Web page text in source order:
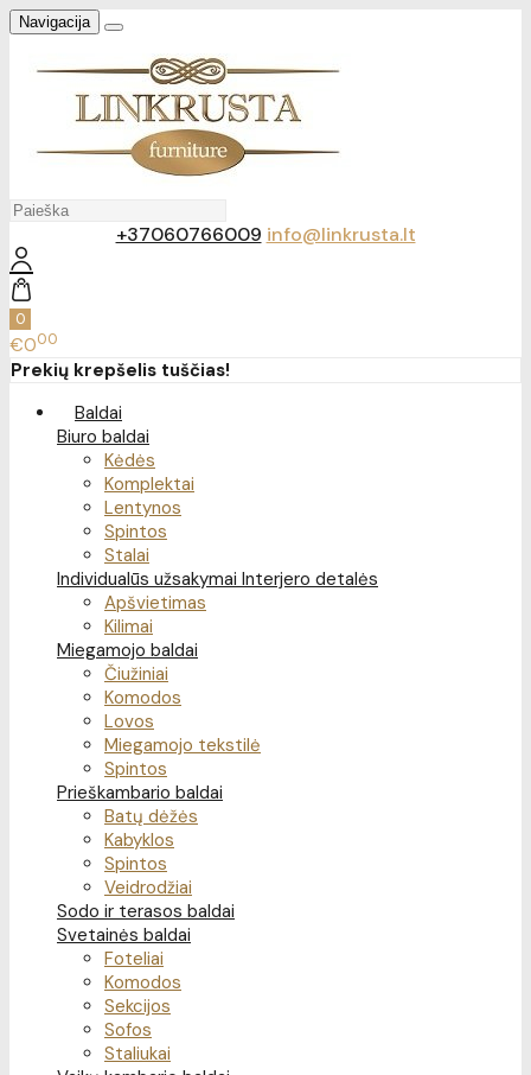
Navigacija
+37060766009 info@linkrusta.lt
0
€000
Prekių krepšelis tuščias!
Baldai
Biuro baldai
Kėdės
Komplektai
Lentynos
Spintos
Stalai
Individualūs užsakymai Interjero detalės
Apšvietimas
Kilimai
Miegamojo baldai
Čiužiniai
Komodos
Lovos
Miegamojo tekstilė
Spintos
Prieškambario baldai
Batų dėžės
Kabyklos
Spintos
Veidrodžiai
Sodo ir terasos baldai
Svetainės baldai
Foteliai
Komodos
Sekcijos
Sofos
Staliukai